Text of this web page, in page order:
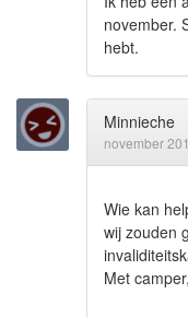
november.
hebt.
Minnieche
november
Wie kan
wij zouden
Met